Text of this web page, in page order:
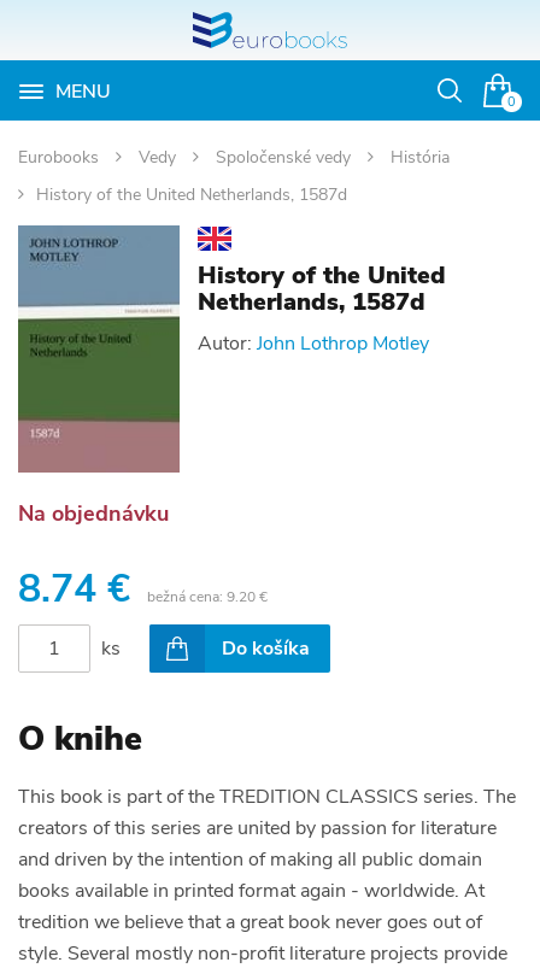
0
MENU
Otvoriť
Eurobooks Vedy Spoločenské vedy
História
History of the United Netherlands, 1587d
History of the United
Netherlands, 1587d
Autor: John Lothrop Motley
Na objednávku
8.74 € bežná cena: 9.20 €
ks Do košíka
O knihe
This book is part of the TREDITION CLASSICS series. The
creators of this series are united by passion for literature
and driven by the intention of making all public domain
books available in printed format again - worldwide. At
tredition we believe that a great book never goes out of
style. Several mostly non-profit literature projects provide